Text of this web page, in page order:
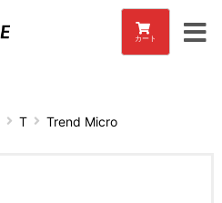
カート
T Trend Micro